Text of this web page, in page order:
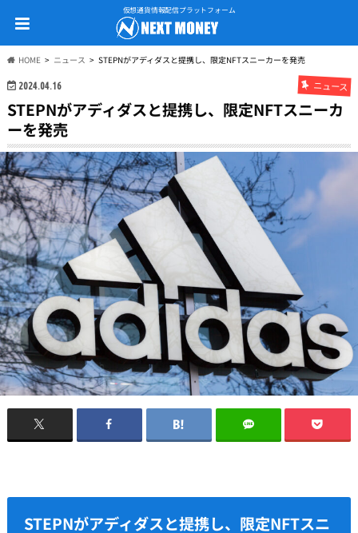
仮想通貨情報配信プラットフォーム
HOME ニュース STEPNがアディダスと提携し、限定NFTスニーカーを発売
2024.04.16 ニュース
STEPNがアディダスと提携し、限定NFTスニーカ
ーを発売
STEPNがアディダスと提携し、限定NFTスニ